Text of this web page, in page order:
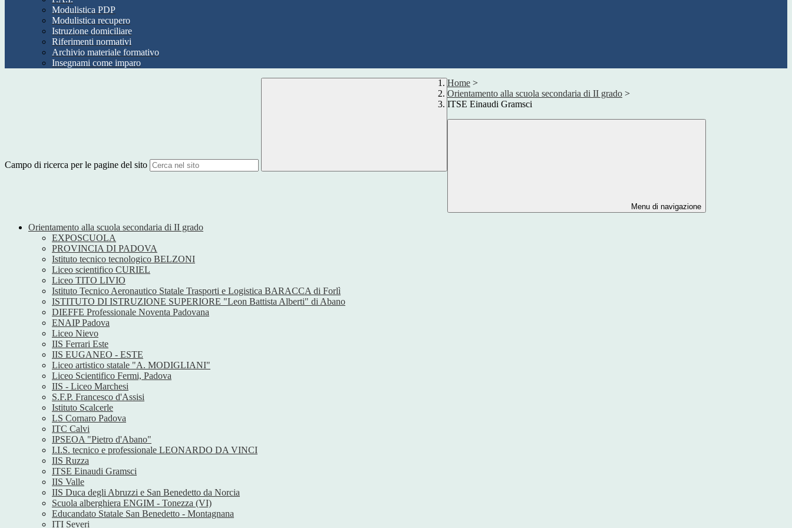
Modulistica PDP
Modulistica recupero
Istruzione domiciliare
Riferimenti normativi
Archivio materiale formativo
Insegnami come imparo
Campo di ricerca per le pagine del sito
Home >
Orientamento alla scuola secondaria di II grado >
ITSE Einaudi Gramsci
Menu di navigazione
Orientamento alla scuola secondaria di II grado
EXPOSCUOLA
PROVINCIA DI PADOVA
Istituto tecnico tecnologico BELZONI
Liceo scientifico CURIEL
Liceo TITO LIVIO
Istituto Tecnico Aeronautico Statale Trasporti e Logistica BARACCA di Forlì
ISTITUTO DI ISTRUZIONE SUPERIORE "Leon Battista Alberti" di Abano
DIEFFE Professionale Noventa Padovana
ENAIP Padova
Liceo Nievo
IIS Ferrari Este
IIS EUGANEO - ESTE
Liceo artistico statale "A. MODIGLIANI"
Liceo Scientifico Fermi, Padova
IIS - Liceo Marchesi
S.F.P. Francesco d'Assisi
Istituto Scalcerle
LS Cornaro Padova
ITC Calvi
IPSEOA "Pietro d'Abano"
I.I.S. tecnico e professionale LEONARDO DA VINCI
IIS Ruzza
ITSE Einaudi Gramsci
IIS Valle
IIS Duca degli Abruzzi e San Benedetto da Norcia
Scuola alberghiera ENGIM - Tonezza (VI)
Educandato Statale San Benedetto - Montagnana
ITI Severi